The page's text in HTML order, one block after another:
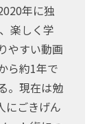
年に独
楽しく学
やすい動画
ら約1年で
。現在は勉
にごきげん